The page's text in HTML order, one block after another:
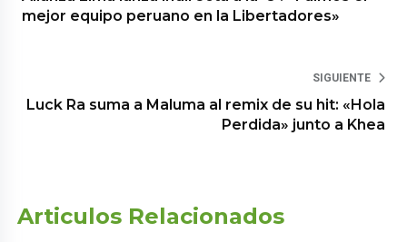
mejor equipo peruano en la Libertadores»
SIGUIENTE
Luck Ra suma a Maluma al remix de su hit: «Hola
Perdida» junto a Khea
Articulos Relacionados